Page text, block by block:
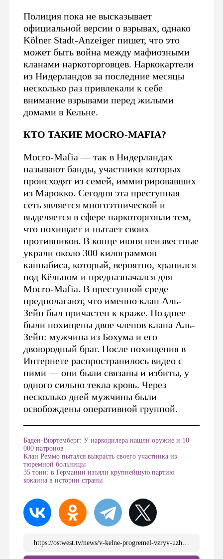
Полиция пока не высказывает
официальной версии о взрывах, однако
Kölner Stadt-Anzeiger пишет, что это
может быть война между мафиозными
кланами наркоторговцев. Наркокартели
из Нидерландов за последние месяцы
несколько раз привлекали к себе
внимание взрывами перед жилыми
домами в Кельне.
КТО ТАКИЕ MOCRO-MAFIA?
Mocro-Mafia — так в Нидерландах
называют банды, участники которых
происходят из семей, иммигрировавших
из Марокко. Сегодня эта преступная
сеть является многоэтнической и
выделяется в сфере наркоторговли тем,
что похищает и пытает своих
противников. В конце июня неизвестные
украли около 300 килограммов
каннабиса, который, вероятно, хранился
под Кёльном и предназначался для
Mocro-Mafia. В преступной среде
предполагают, что именно клан Аль-
Зейн был причастен к краже. Позднее
были похищены двое членов клана Аль-
Зейн: мужчина из Бохума и его
двоюродный брат. После похищения в
Интернете распространилось видео с
ними — они были связаны и избиты, у
одного сильно текла кровь. Через
несколько дней мужчины были
освобождены оперативной группой.
Баден-Вюртемберг: У наркодилера нашли оружие и 10
000 патронов
Клан Реммо пытался выкрасть своего участника из
тюремной больницы
35 тонн: в Германии изъяли крупнейшую партию
кокаина в истории страны